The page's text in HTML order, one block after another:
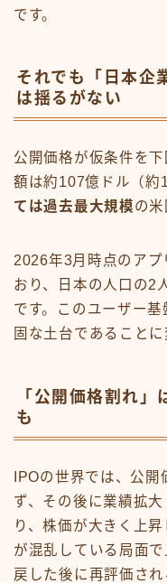
です。
それでも「日本企
は揺るがない
公開価格が仮条件を
額は約107億ドル（約
ては過去最大規模の米
2026年3月時点のア
おり、日本の人口の2
です。このユーザー
固な土台であること
「公開価格割れ
も
IPOの世界では、公
ず、その後に業績拡
り、株価が大きく上
が混乱している局面
戻した後に再評価さ